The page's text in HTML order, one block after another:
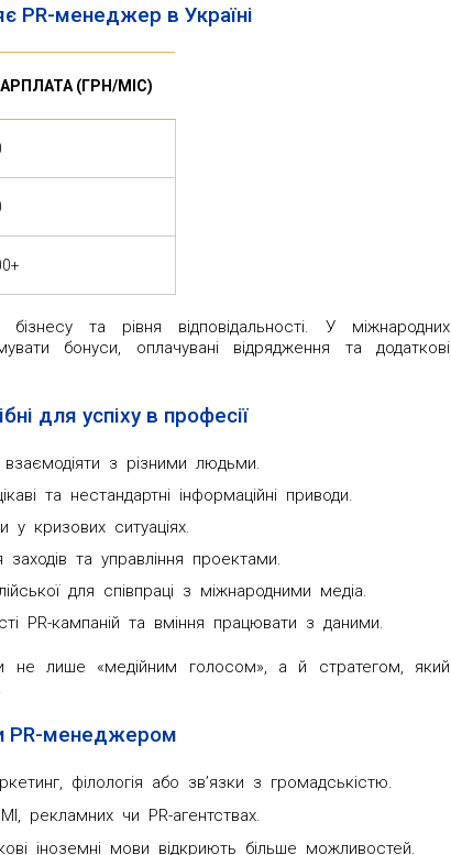
PR-менеджер в Україні
(ГРН/МІС)
та рівня відповідальності. У міжнародних
бонуси, оплачувані відрядження та додаткові
для успіху в професії
з різними людьми.
та нестандартні інформаційні приводи.
у кризових ситуаціях.
заходів та управління проектами.
для співпраці з міжнародними медіа.
PR-кампаній та вміння працювати з даними.
не лише «медійним голосом», а й стратегом, який
PR-менеджером
філологія або зв’язки з громадськістю.
рекламних чи PR-агентствах.
іноземні мови відкриють більше можливостей.